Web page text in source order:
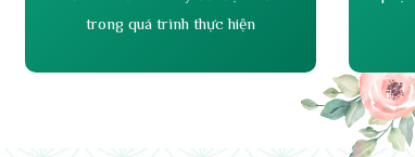
Amor Palace
khoăn và chúng tôi đã trao lại nụ cười viên mãn